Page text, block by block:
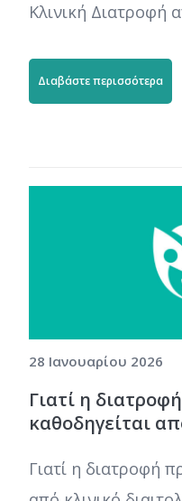
Κλινική Διατροφή
Διαβάστε περισσότερα
28 Ιανουαρίου 2026
Γιατί η
καθοδηγείται
Γιατί η διατροφή